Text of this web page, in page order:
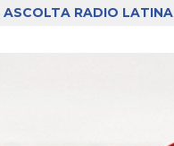
ASCOLTA RADIO LATINA